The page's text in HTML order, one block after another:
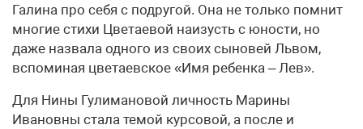
Галина про себя с подругой. Она не только помнит
многие стихи Цветаевой наизусть с юности, но
даже назвала одного из своих сыновей Львом,
вспоминая цветаевское «Имя ребенка – Лев».
Для Нины Гулимановой личность Марины
Ивановны стала темой курсовой, а после и